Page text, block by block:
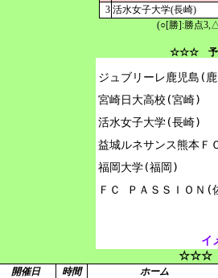
3 活水女子大学(長崎)
(○[勝]:勝点
☆☆☆ 予
ジュブリーレ鹿児島(
宮崎日大高校(宮崎)
活水女子大学(長崎)
益城ルネサンス熊本Ｆ
福岡大学(福岡)
イ
☆☆☆
開催日 時間 ホーム